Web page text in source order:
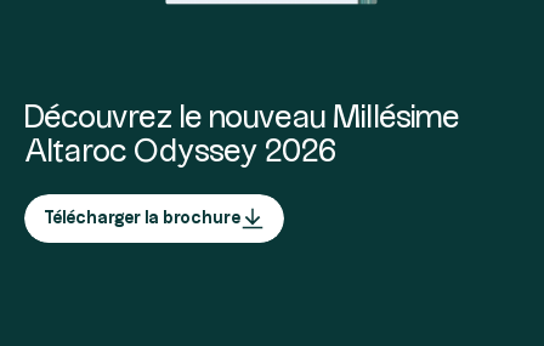
Découvrez le nouveau Millésime
Altaroc Odyssey 2026
Télécharger la brochure